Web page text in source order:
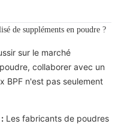
de suppléments en poudre ?
sur le marché
collaborer avec un
BPF n'est pas seulement
Les fabricants de poudres